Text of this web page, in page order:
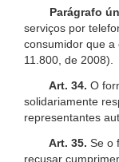
Parágrafo
serviços por
consumidor
11.800, de 2008).
Art. 34. O
solidariamente
representantes
Art. 35. Se o
recusar